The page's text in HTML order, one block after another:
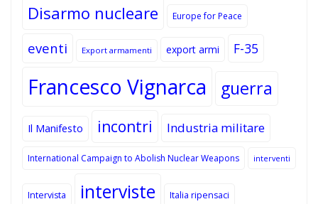
Disarmo nucleare Europe for Peace
eventi Export armamenti export armi F-35
Francesco Vignarca guerra
Il Manifesto incontri Industria militare
International Campaign to Abolish Nuclear Weapons interventi
Intervista interviste Italia ripensaci